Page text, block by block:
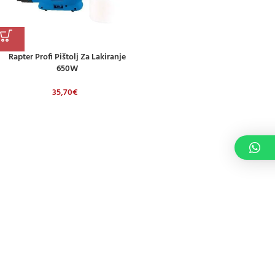
Rapter Profi Pištolj Za Lakiranje
650W
35,70€